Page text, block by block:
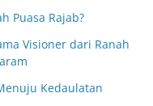
Puasa Rajab?
Visioner dari Ranah
Kedaulatan